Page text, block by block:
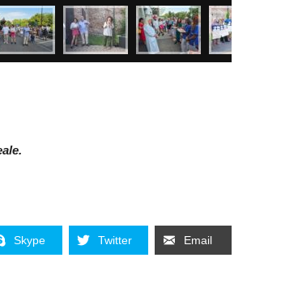
Skype Twitter Email